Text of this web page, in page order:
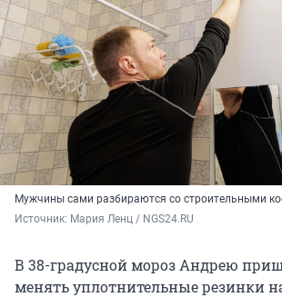
Мужчины сами разбираются со строительными
Источник: Мария Ленц / NGS24.RU
В 38-градусной мороз Андрею
менять уплотнительные резинки